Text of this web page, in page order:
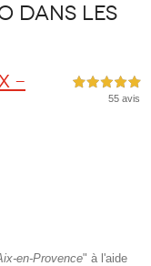
dans les
-
5,0 étoiles sur 5
55 avis
en-Provence" à l'aide